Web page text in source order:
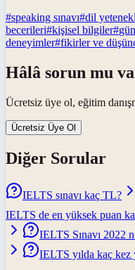
#speaking sınavı#dil
becerileri#kişisel bilgiler#
deneyimler#fikirler ve
Hâlâ sorun mu
Ücretsiz üye ol, eğitim
Ücretsiz Üye Ol
Diğer Sorular
IELTS sınavı kaç TL?
IELTS de en yüksek puan
IELTS Sınavı 2022
IELTS yılda kaç kez